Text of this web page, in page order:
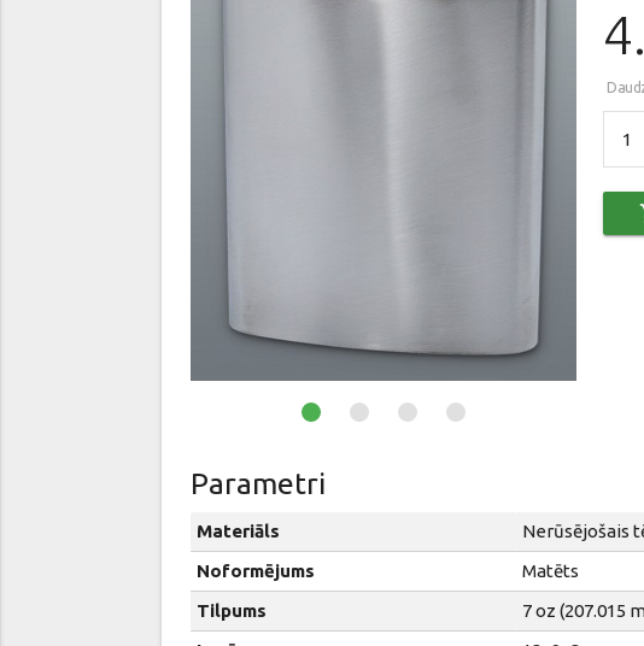
Parametri
Materiāls
Nerūsējošais
Noformējums
Matēts
Tilpums
7 oz (207.015